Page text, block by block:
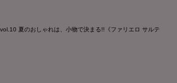
夏のおしゃれは、小物で決まる!!《ファリエロ サルテ